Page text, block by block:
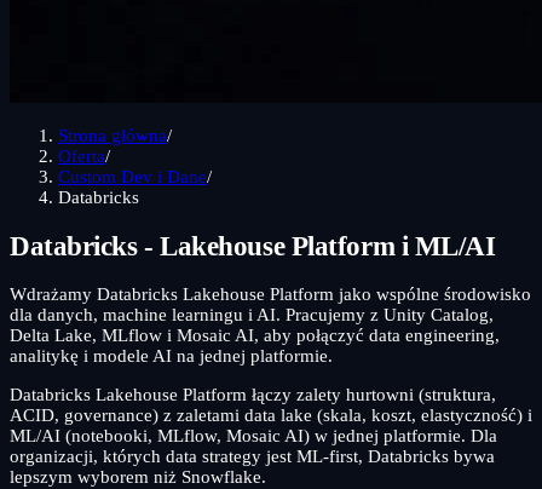
Strona główna/
Oferta/
Custom Dev i Dane/
Databricks
Databricks - Lakehouse Platform i ML/AI
Wdrażamy Databricks Lakehouse Platform jako wspólne środowisko
dla danych, machine learningu i AI. Pracujemy z Unity Catalog,
Delta Lake, MLflow i Mosaic AI, aby połączyć data engineering,
analitykę i modele AI na jednej platformie.
Databricks Lakehouse Platform łączy zalety hurtowni (struktura,
ACID, governance) z zaletami data lake (skala, koszt, elastyczność) i
ML/AI (notebooki, MLflow, Mosaic AI) w jednej platformie. Dla
organizacji, których data strategy jest ML-first, Databricks bywa
lepszym wyborem niż Snowflake.